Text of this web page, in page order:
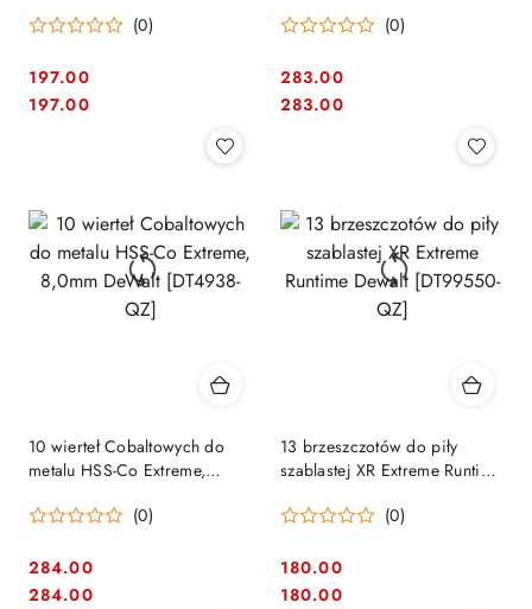
(0)
Cena:
197.00
Cena:
197.00
(0)
Cena:
283.00
Cena:
283.00
10 wierteł Cobaltowych do
metalu HSS-Co Extreme,
(0)
Cena:
284.00
Cena:
284.00
13 brzeszczotów do piły
szablastej XR Extreme Runtime
(0)
Cena:
180.00
Cena:
180.00